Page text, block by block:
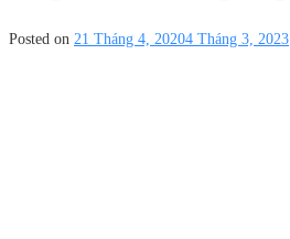
Posted on 21 Tháng 4, 20204 Tháng 3, 2023